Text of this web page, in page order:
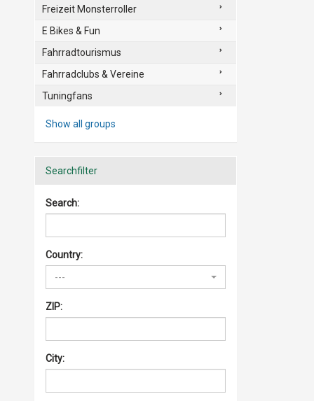
Freizeit Monsterroller
E Bikes & Fun
Fahrradtourismus
Fahrradclubs & Vereine
Tuningfans
Show all groups
Searchfilter
Search:
Country:
---
ZIP:
City: